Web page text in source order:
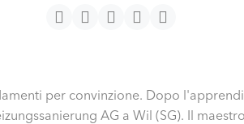
per convinzione. Dopo
AG a Wil (SG). Il